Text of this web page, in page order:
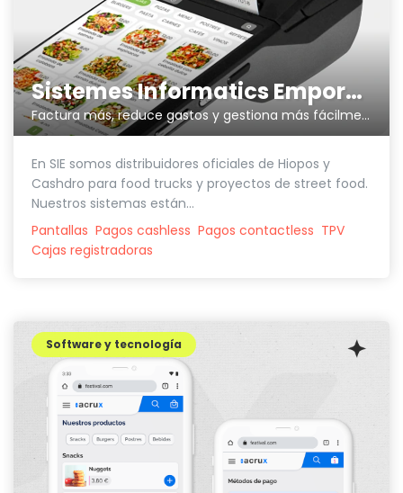
Sistemes Informatics Empordà SLL
Factura más, reduce gastos y gestiona más fácilmente tu negocio
En SIE somos distribuidores oficiales de Hiopos y
Cashdro para food trucks y proyectos de street food.
Nuestros sistemas están...
Pantallas Pagos cashless Pagos contactless TPV
Cajas registradoras
Software y tecnología